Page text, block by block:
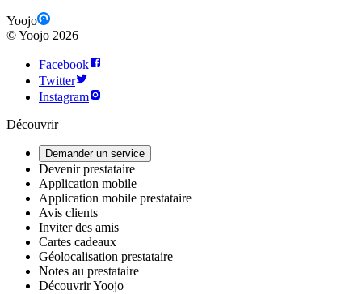
Yoojo
©Yoojo 2026
Facebook
Twitter
Instagram
Découvrir
Demander un service
Devenir prestataire
Application mobile
Application mobile prestataire
Avis clients
Inviter des amis
Cartes cadeaux
Géolocalisation prestataire
Notes au prestataire
Découvrir Yoojo